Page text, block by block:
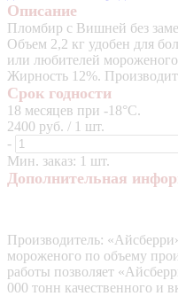
Описание
Пломбир с Вишней без
Объем 2,2 кг удобен для
или любителей
Жирность 12%.
Срок годности
18 месяцев при -18°C.
2400 руб. / 1 шт.
-
Мин. заказ: 1 шт.
Дополнительная
Производитель:
мороженого по объему
работы позволяет
000 тонн качественного и